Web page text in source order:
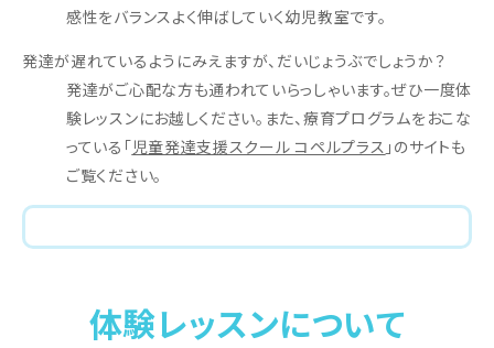
感性をバランスよく伸ばしていく幼児教室です。
発達が遅れているようにみえますが、だいじょうぶでしょうか？
発達がご心配な方も通われていらっしゃいます。ぜひ一度体
験レッスンにお越しください。また、療育プログラムをおこな
っている「児童発達支援スクール コペルプラス 」のサイトも
ご覧ください。
体験レッスンについて